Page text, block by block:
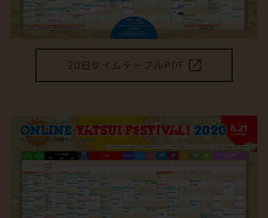
20日タイムテーブルPDF